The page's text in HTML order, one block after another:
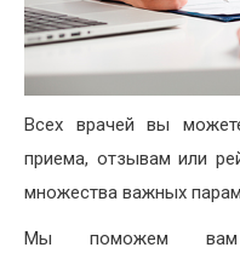
Всех врачей вы
приема, отзывам или
множества важных
Мы поможем вам